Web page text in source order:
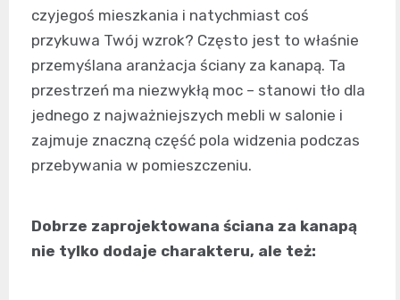
czyjegoś mieszkania i natychmiast coś
przykuwa Twój wzrok? Często jest to właśnie
przemyślana aranżacja ściany za kanapą. Ta
przestrzeń ma niezwykłą moc – stanowi tło dla
jednego z najważniejszych mebli w salonie i
zajmuje znaczną część pola widzenia podczas
przebywania w pomieszczeniu.
Dobrze zaprojektowana ściana za kanapą
nie tylko dodaje charakteru, ale też: